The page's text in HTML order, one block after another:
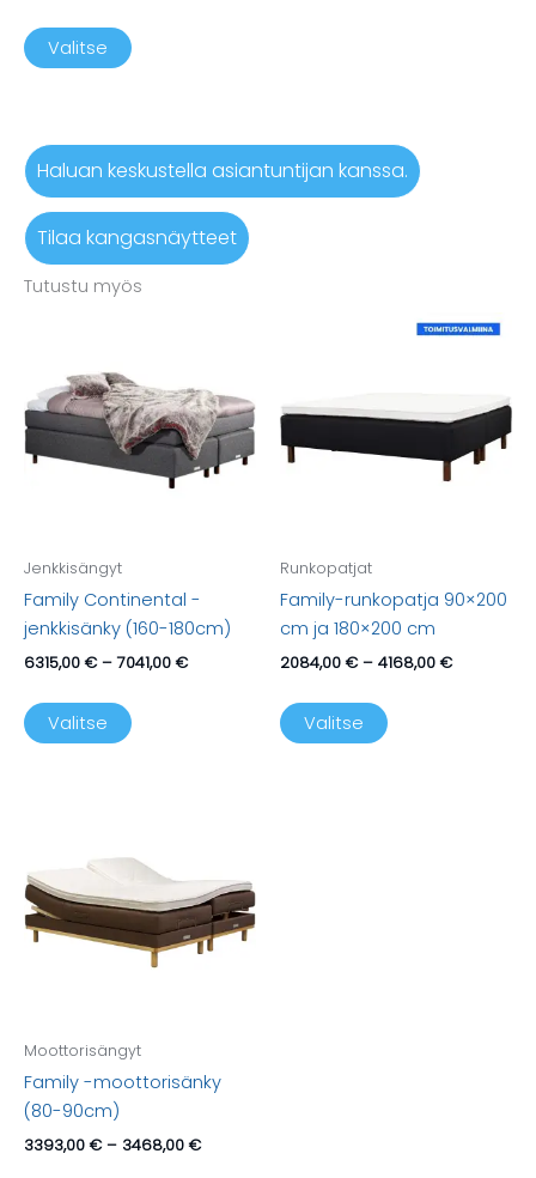
Valitse
tuotteella
on
Voit
tehdä
valinnat
tuotteen
sivulla.
Haluan keskustella asiantuntijan kanssa.
Tilaa kangasnäytteet
Tutustu myös
Jenkkisängyt
Family Continental -
jenkkisänky (160-180cm)
6315,00€ – 7041,00€Hintaluokka:
Valitse
tuotteella
on
valinnat
tuotteen
Runkopatjat
Family-runkopatja 90×200
cm ja 180×200 cm
2084,00€ – 4168,00€
Valitse
tuotteella
on
Moottorisängyt
Family -moottorisänky
(80-90cm)
3393,00€ – 3468,00€Hintaluokka: